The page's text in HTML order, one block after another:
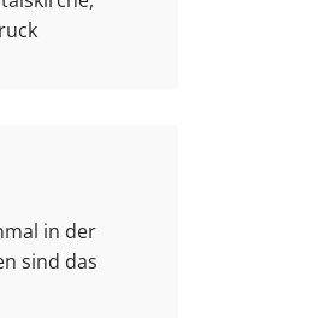
in der
sind das